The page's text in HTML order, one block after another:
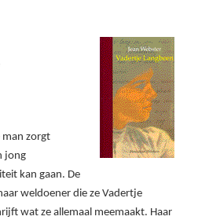
man zorgt
jong
kan gaan. De
weldoener die ze Vadertje
wat ze allemaal meemaakt. Haar